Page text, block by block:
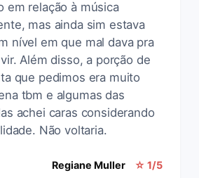
em relação à música
mas ainda sim estava
nível em que mal dava pra
Além disso, a porção de
que pedimos era muito
tbm e algumas das
achei caras considerando
Não voltaria.
Regiane Muller ☆ 1/5